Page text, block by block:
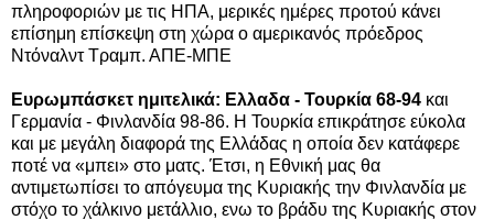
πληροφοριών με τις ΗΠΑ, μερικές ημέρες προτού κάνει
επίσημη επίσκεψη στη χώρα ο αμερικανός πρόεδρος
Ντόναλντ Τραμπ. ΑΠΕ-ΜΠΕ
Ευρωμπάσκετ ημιτελικά: Ελλαδα - Τουρκία 68-94 και
Γερμανία - Φινλανδία 98-86. Η Τουρκία επικράτησε εύκολα
και με μεγάλη διαφορά της Ελλάδας η οποία δεν κατάφερε
ποτέ να «μπει» στο ματς. Έτσι, η Εθνική μας θα
αντιμετωπίσει το απόγευμα της Κυριακής την Φινλανδία με
στόχο το χάλκινο μετάλλιο, ενω το βράδυ της Κυριακής στον